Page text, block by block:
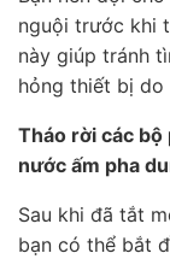
nguội trước khi
này giúp tránh
hỏng thiết bị do
Tháo rời các bộ
nước ấm pha
Sau khi đã tắt
bạn có thể bắt